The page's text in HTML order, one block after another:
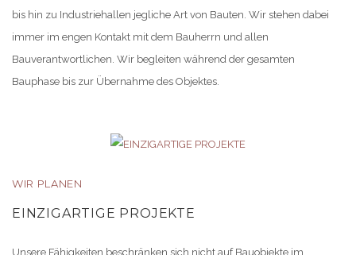
bis hin zu Industriehallen jegliche Art von Bauten. Wir stehen dabei
immer im engen Kontakt mit dem Bauherrn und allen
Bauverantwortlichen. Wir begleiten während der gesamten
Bauphase bis zur Übernahme des Objektes.
WIR PLANEN
EINZIGARTIGE PROJEKTE
Unsere Fähigkeiten beschränken sich nicht auf Bauobjekte im